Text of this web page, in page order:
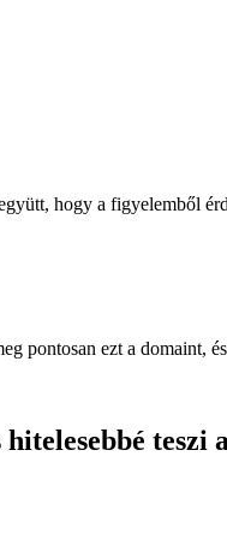
hogy a figyelemből
pontosan ezt a domaint,
teszi